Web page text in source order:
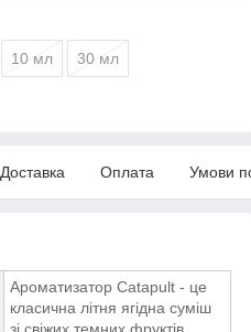
10 мл 30 мл
Доставка Оплата Умови
Ароматизатор Catapult - це
класична літня ягідна суміш
зі свіжих темних фруктів,